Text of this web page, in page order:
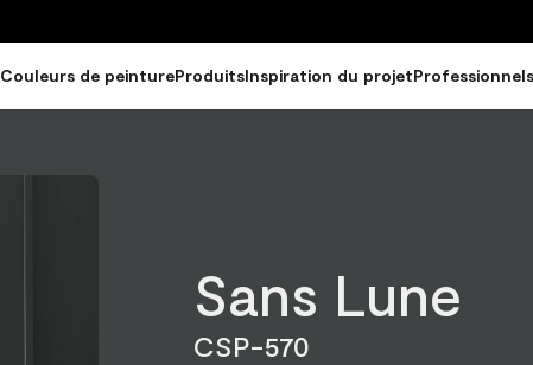
Couleurs de peintureProduitsInspiration du projetProfessionnels
Sans Lune
CSP-570